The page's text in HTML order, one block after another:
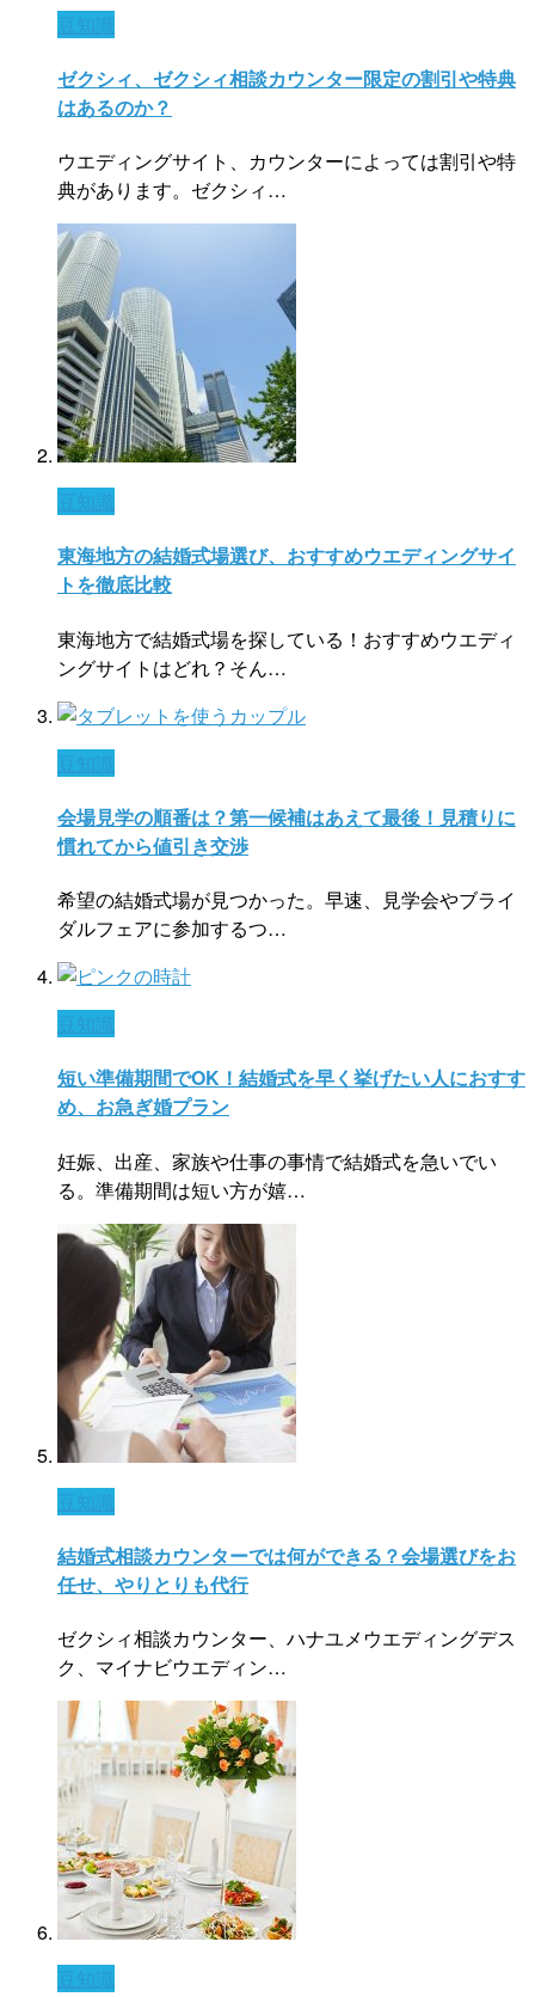
豆知識
ゼクシィ、ゼクシィ相談カウンター限定の割引や特典
はあるのか？
ウエディングサイト、カウンターによっては割引や特
典があります。ゼクシィ…
豆知識
東海地方の結婚式場選び、おすすめウエディングサイ
トを徹底比較
東海地方で結婚式場を探している！おすすめウエディ
ングサイトはどれ？そん…
豆知識
会場見学の順番は？第一候補はあえて最後！見積りに
慣れてから値引き交渉
希望の結婚式場が見つかった。早速、見学会やブライ
ダルフェアに参加するつ…
豆知識
短い準備期間でOK！結婚式を早く挙げたい人におすす
め、お急ぎ婚プラン
妊娠、出産、家族や仕事の事情で結婚式を急いでい
る。準備期間は短い方が嬉…
豆知識
結婚式相談カウンターでは何ができる？会場選びをお
任せ、やりとりも代行
ゼクシィ相談カウンター、ハナユメウエディングデス
ク、マイナビウエディン…
豆知識